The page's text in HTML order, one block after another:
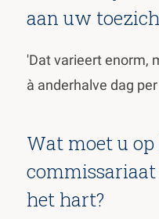
aan uw
'Dat varieert enorm,
à anderhalve dag
Wat moet u
het hart?